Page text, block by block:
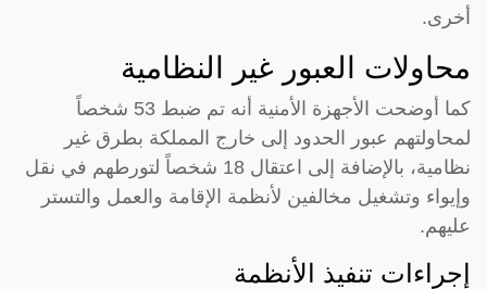
أخرى.
محاولات العبور غير النظامية
كما أوضحت الأجهزة الأمنية أنه تم ضبط 53 شخصاً
لمحاولتهم عبور الحدود إلى خارج المملكة بطرق غير
نظامية، بالإضافة إلى اعتقال 18 شخصاً لتورطهم في نقل
وإيواء وتشغيل مخالفين لأنظمة الإقامة والعمل والتستر
عليهم.
إجراءات تنفيذ الأنظمة